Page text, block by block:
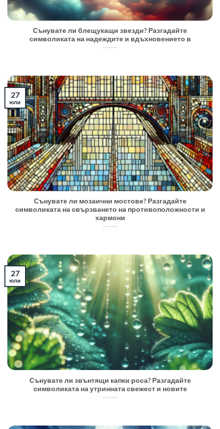
Сънувате ли блещукащи звезди? Разгадайте
символиката на надеждите и вдъхновението в
Сънувате ли мозаични мостове? Разгадайте
символиката на свързването на противоположности и
хармони
27
юли
Сънувате ли звънтящи капки роса? Разгадайте
символиката на утринната свежест и новите
27
юли